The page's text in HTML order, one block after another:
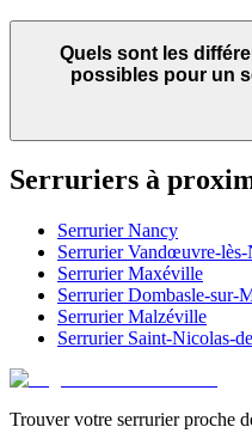
Quels sont les
possibles pour un
Serruriers à
SerrurierNancy
SerrurierVandœuvre-lès-
SerrurierMaxéville
SerrurierDombasle-sur-
SerrurierMalzéville
Serrurier Saint-Nicolas-
Trouver votre serrurier proche